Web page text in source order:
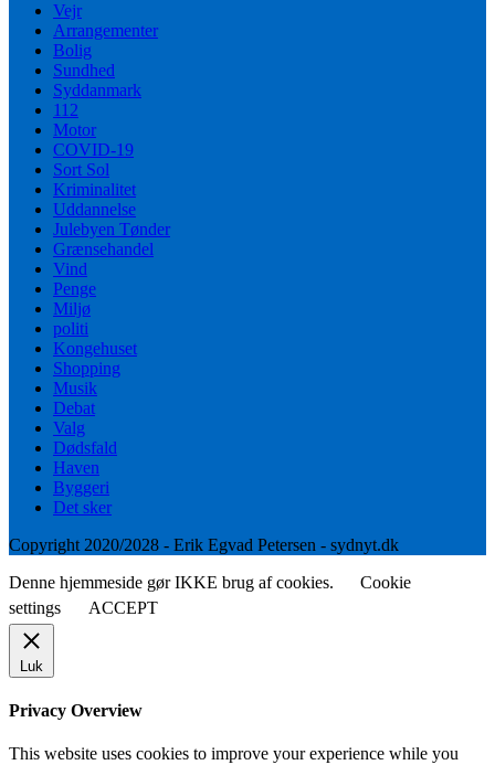
Vejr
Arrangementer
Bolig
Sundhed
Syddanmark
112
Motor
COVID-19
Sort Sol
Kriminalitet
Uddannelse
Julebyen Tønder
Grænsehandel
Vind
Penge
Miljø
politi
Kongehuset
Shopping
Musik
Debat
Valg
Dødsfald
Haven
Byggeri
Det sker
Copyright 2020/2028 - Erik Egvad Petersen - sydnyt.dk
Denne hjemmeside gør IKKE brug af cookies.
Cookie
settings
ACCEPT
Luk
Privacy Overview
This website uses cookies to improve your experience while you